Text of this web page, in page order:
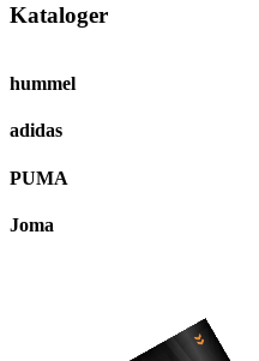
Kataloger
hummel
adidas
PUMA
Joma